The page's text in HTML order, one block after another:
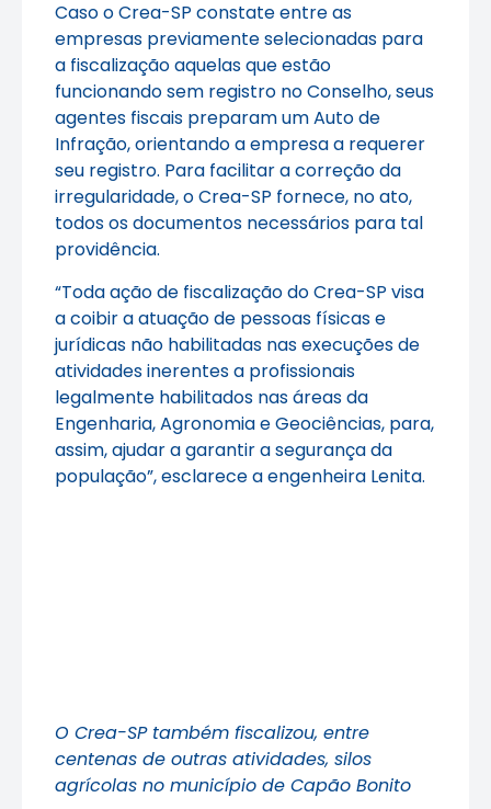
Caso o Crea-SP constate entre as
empresas previamente selecionadas para
a fiscalização aquelas que estão
funcionando sem registro no Conselho, seus
agentes fiscais preparam um Auto de
Infração, orientando a empresa a requerer
seu registro. Para facilitar a correção da
irregularidade, o Crea-SP fornece, no ato,
todos os documentos necessários para tal
providência.
“Toda ação de fiscalização do Crea-SP visa
a coibir a atuação de pessoas físicas e
jurídicas não habilitadas nas execuções de
atividades inerentes a profissionais
legalmente habilitados nas áreas da
Engenharia, Agronomia e Geociências, para,
assim, ajudar a garantir a segurança da
população”, esclarece a engenheira Lenita.
O Crea-SP também fiscalizou, entre
centenas de outras atividades, silos
agrícolas no município de Capão Bonito